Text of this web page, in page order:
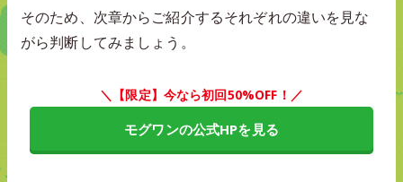
そのため、次章からご紹介するそれぞれの違いを見な
がら判断してみましょう。
＼【限定】今なら初回50%OFF！／
モグワンの公式HPを見る